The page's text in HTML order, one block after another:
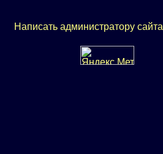
Написать администратору сайта